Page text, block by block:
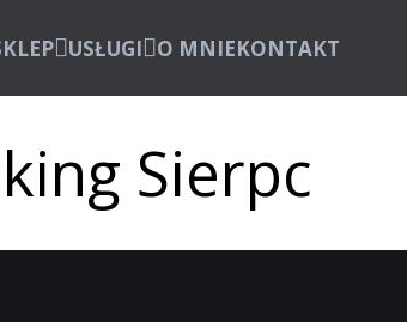
USŁUGI O MNIEKONTAKT
Sierpc